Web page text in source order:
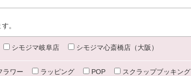
。
シモジマ岐阜店 シモジマ心斎橋店（大阪）
ラワー ラッピング POP
スクラップブッキング